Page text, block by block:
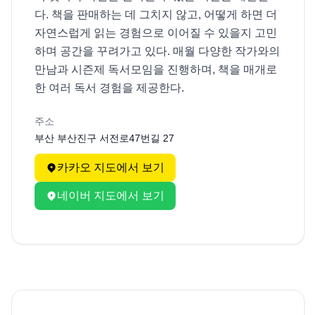
다. 책을 판매하는 데 그치지 않고, 어떻게 하면 더
자연스럽게 읽는 경험으로 이어질 수 있을지 고민
하며 공간을 꾸려가고 있다. 매월 다양한 작가와의
만남과 시즌제 독서모임을 진행하며, 책을 매개로
한 여러 독서 경험을 제공한다.
주소
부산 부산진구 서전로47번길 27
카카오 지도에서 보기
네이버 지도에서 보기